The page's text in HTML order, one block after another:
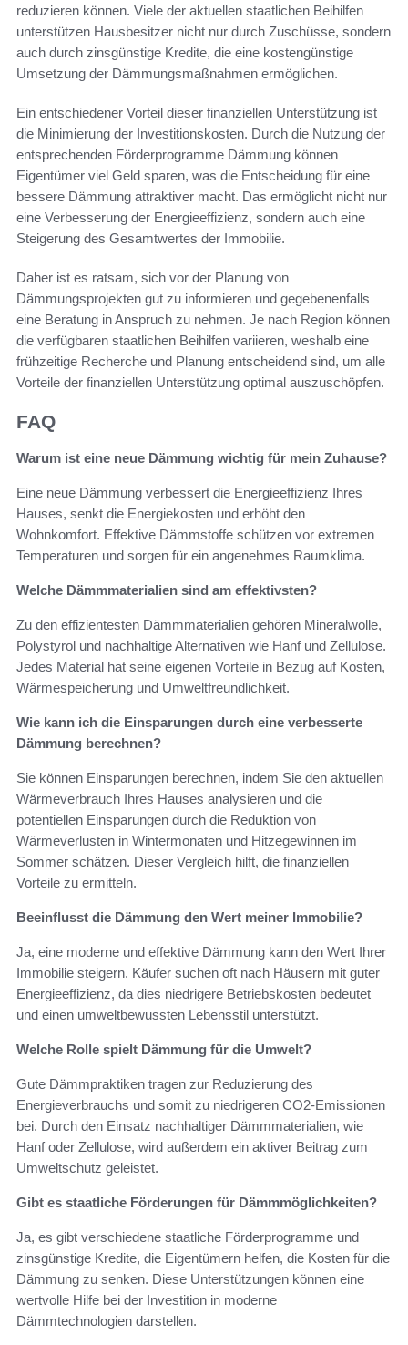
reduzieren können. Viele der aktuellen staatlichen Beihilfen
unterstützen Hausbesitzer nicht nur durch Zuschüsse, sondern
auch durch zinsgünstige Kredite, die eine kostengünstige
Umsetzung der Dämmungsmaßnahmen ermöglichen.
Ein entschiedener Vorteil dieser finanziellen Unterstützung ist
die Minimierung der Investitionskosten. Durch die Nutzung der
entsprechenden Förderprogramme Dämmung können
Eigentümer viel Geld sparen, was die Entscheidung für eine
bessere Dämmung attraktiver macht. Das ermöglicht nicht nur
eine Verbesserung der Energieeffizienz, sondern auch eine
Steigerung des Gesamtwertes der Immobilie.
Daher ist es ratsam, sich vor der Planung von
Dämmungsprojekten gut zu informieren und gegebenenfalls
eine Beratung in Anspruch zu nehmen. Je nach Region können
die verfügbaren staatlichen Beihilfen variieren, weshalb eine
frühzeitige Recherche und Planung entscheidend sind, um alle
Vorteile der finanziellen Unterstützung optimal auszuschöpfen.
FAQ
Warum ist eine neue Dämmung wichtig für mein Zuhause?
Eine neue Dämmung verbessert die Energieeffizienz Ihres
Hauses, senkt die Energiekosten und erhöht den
Wohnkomfort. Effektive Dämmstoffe schützen vor extremen
Temperaturen und sorgen für ein angenehmes Raumklima.
Welche Dämmmaterialien sind am effektivsten?
Zu den effizientesten Dämmmaterialien gehören Mineralwolle,
Polystyrol und nachhaltige Alternativen wie Hanf und Zellulose.
Jedes Material hat seine eigenen Vorteile in Bezug auf Kosten,
Wärmespeicherung und Umweltfreundlichkeit.
Wie kann ich die Einsparungen durch eine verbesserte
Dämmung berechnen?
Sie können Einsparungen berechnen, indem Sie den aktuellen
Wärmeverbrauch Ihres Hauses analysieren und die
potentiellen Einsparungen durch die Reduktion von
Wärmeverlusten in Wintermonaten und Hitzegewinnen im
Sommer schätzen. Dieser Vergleich hilft, die finanziellen
Vorteile zu ermitteln.
Beeinflusst die Dämmung den Wert meiner Immobilie?
Ja, eine moderne und effektive Dämmung kann den Wert Ihrer
Immobilie steigern. Käufer suchen oft nach Häusern mit guter
Energieeffizienz, da dies niedrigere Betriebskosten bedeutet
und einen umweltbewussten Lebensstil unterstützt.
Welche Rolle spielt Dämmung für die Umwelt?
Gute Dämmpraktiken tragen zur Reduzierung des
Energieverbrauchs und somit zu niedrigeren CO2-Emissionen
bei. Durch den Einsatz nachhaltiger Dämmmaterialien, wie
Hanf oder Zellulose, wird außerdem ein aktiver Beitrag zum
Umweltschutz geleistet.
Gibt es staatliche Förderungen für Dämmmöglichkeiten?
Ja, es gibt verschiedene staatliche Förderprogramme und
zinsgünstige Kredite, die Eigentümern helfen, die Kosten für die
Dämmung zu senken. Diese Unterstützungen können eine
wertvolle Hilfe bei der Investition in moderne
Dämmtechnologien darstellen.